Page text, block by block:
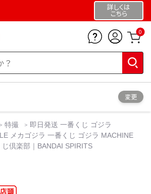
詳しくは
こちら
0
変更
特撮
即日発送 一番くじ ゴジラ
メカゴジラ 一番くじ ゴジラ MACHINE
倶楽部｜BANDAI SPIRITS